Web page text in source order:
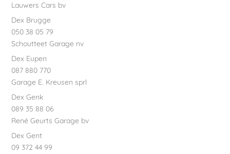
Lauwers Cars bv
Dex Brugge
050 38 05 79
Schoutteet Garage nv
Dex Eupen
087 880 770
Garage E. Kreusen sprl
Dex Genk
089 35 88 06
René Geurts Garage bv
Dex Gent
09 372 44 99